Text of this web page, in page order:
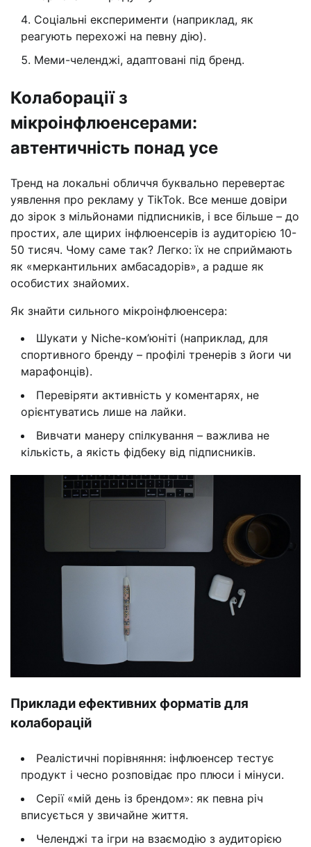
Соціальні експерименти (наприклад, як
реагують перехожі на певну дію).
Меми-челенджі, адаптовані під бренд.
Колаборації з
мікроінфлюенсерами:
автентичність понад усе
Тренд на локальні обличчя буквально перевертає
уявлення про рекламу у TikTok. Все менше довіри
до зірок з мільйонами підписників, і все більше – до
простих, але щирих інфлюенсерів із аудиторією 10-
50 тисяч. Чому саме так? Легко: їх не сприймають
як «меркантильних амбасадорів», а радше як
особистих знайомих.
Як знайти сильного мікроінфлюенсера:
Шукати у Niche-ком’юніті (наприклад, для
спортивного бренду – профілі тренерів з йоги чи
марафонців).
Перевіряти активність у коментарях, не
орієнтуватись лише на лайки.
Вивчати манеру спілкування – важлива не
кількість, а якість фідбеку від підписників.
Приклади ефективних форматів для
колаборацій
Реалістичні порівняння: інфлюенсер тестує
продукт і чесно розповідає про плюси і мінуси.
Серії «мій день із брендом»: як певна річ
вписується у звичайне життя.
Челенджі та ігри на взаємодію з аудиторією